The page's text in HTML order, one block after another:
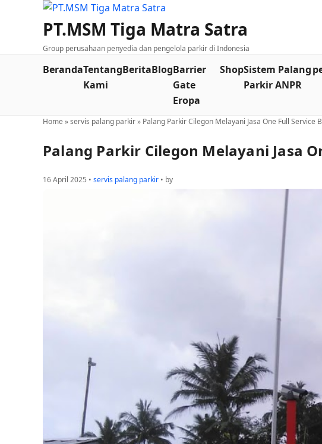
PT.MSM Tiga Matra Satra
Group perusahaan penyedia dan pengelola parkir di Indonesia
BerandaTentang
Kami
BeritaBlogBarrier
Gate
Eropa
ShopSistem Palang
Parkir ANPR
Home »servis palang parkir» Palang Parkir Cilegon Melayani Jasa One Full Service
Palang Parkir Cilegon Melayani Jasa
16 April 2025 • servis palang parkir • by